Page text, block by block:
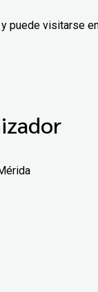
puede visitarse